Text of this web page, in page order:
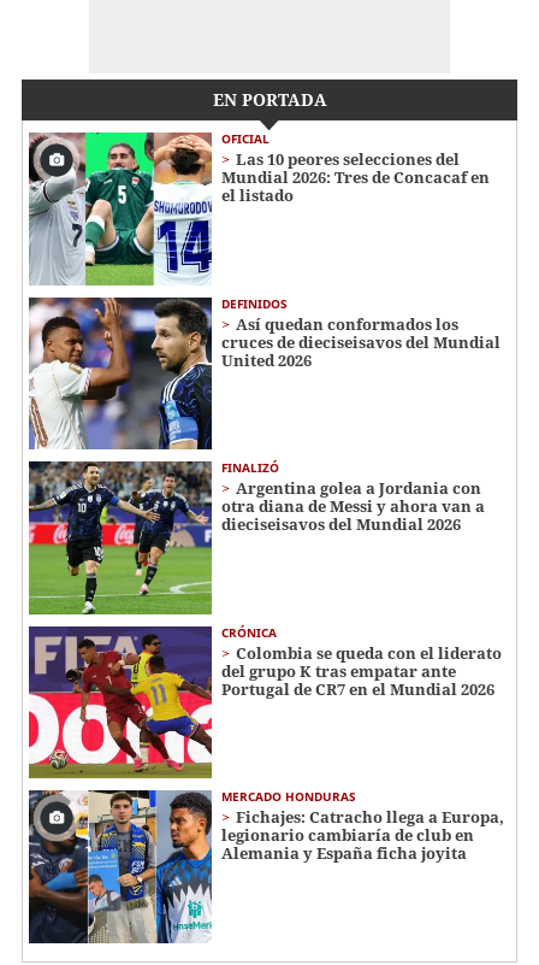
EN PORTADA
OFICIAL
Las 10 peores selecciones del
Mundial 2026: Tres de Concacaf en
el listado
DEFINIDOS
Así quedan conformados los
cruces de dieciseisavos del Mundial
United 2026
FINALIZÓ
Argentina golea a Jordania con
otra diana de Messi y ahora van a
dieciseisavos del Mundial 2026
CRÓNICA
Colombia se queda con el liderato
del grupo K tras empatar ante
Portugal de CR7 en el Mundial 2026
MERCADO HONDURAS
Fichajes: Catracho llega a Europa,
legionario cambiaría de club en
Alemania y España ficha joyita